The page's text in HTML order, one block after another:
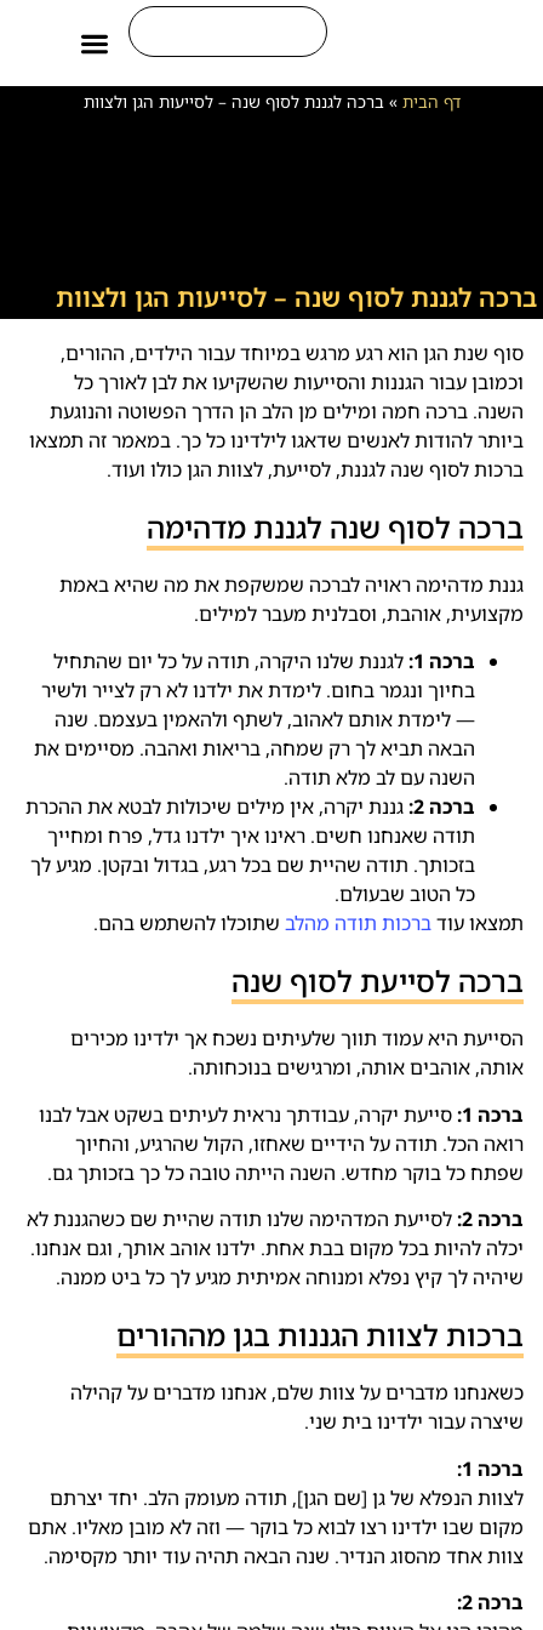
דף הבית »ברכה לגננת לסוף שנה – לסייעות הגן ולצוות
ברכה לגננת לסוף שנה – לסייעות הגן ולצוות
סוף שנת הגן הוא רגע מרגש במיוחד עבור הילדים, ההורים,
וכמובן עבור הגננות והסייעות שהשקיעו את לבן לאורך כל
השנה. ברכה חמה ומילים מן הלב הן הדרך הפשוטה והנוגעת
ביותר להודות לאנשים שדאגו לילדינו כל כך. במאמר זה תמצאו
ברכות לסוף שנה לגננת, לסייעת, לצוות הגן כולו ועוד.
ברכה לסוף שנה לגננת מדהימה
גננת מדהימה ראויה לברכה שמשקפת את מה שהיא באמת
מקצועית, אוהבת, וסבלנית מעבר למילים.
ברכה 1:
לגננת שלנו היקרה, תודה על כל יום שהתחיל
בחיוך ונגמר בחום. לימדת את ילדנו לא רק לצייר ולשיר
— לימדת אותם לאהוב, לשתף ולהאמין בעצמם. שנה
הבאה תביא לך רק שמחה, בריאות ואהבה. מסיימים את
השנה עם לב מלא תודה.
ברכה 2:
גננת יקרה, אין מילים שיכולות לבטא את ההכרת
תודה שאנחנו חשים. ראינו איך ילדנו גדל, פרח ומחייך
בזכותך. תודה שהיית שם בכל רגע, בגדול ובקטן. מגיע לך
כל הטוב שבעולם.
תמצאו עודברכות תודה מהלב שתוכלו להשתמש בהם.
ברכה לסייעת לסוף שנה
הסייעת היא עמוד תווך שלעיתים נשכח אך ילדינו מכירים
אותה, אוהבים אותה, ומרגישים בנוכחותה.
ברכה 1:
סייעת יקרה, עבודתך נראית לעיתים בשקט אבל לבנו
רואה הכל. תודה על הידיים שאחזו, הקול שהרגיע, והחיוך
שפתח כל בוקר מחדש. השנה הייתה טובה כל כך בזכותך גם.
ברכה 2:
לסייעת המדהימה שלנו תודה שהיית שם כשהגננת לא
יכלה להיות בכל מקום בבת אחת. ילדנו אוהב אותך, וגם אנחנו.
שיהיה לך קיץ נפלא ומנוחה אמיתית מגיע לך כל ביט ממנה.
ברכות לצוות הגננות בגן מההורים
כשאנחנו מדברים על צוות שלם, אנחנו מדברים על קהילה
שיצרה עבור ילדינו בית שני.
ברכה 1:
לצוות הנפלא של גן [שם הגן], תודה מעומק הלב. יחד יצרתם
מקום שבו ילדינו רצו לבוא כל בוקר — וזה לא מובן מאליו. אתם
צוות אחד מהסוג הנדיר. שנה הבאה תהיה עוד יותר מקסימה.
ברכה 2: